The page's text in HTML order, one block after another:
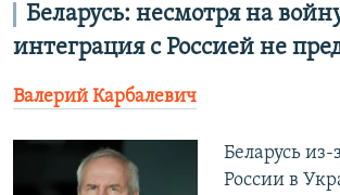
Беларусь: несмотря на
интеграция с Россией не
Валерий Карбалевич
Беларусь
России в